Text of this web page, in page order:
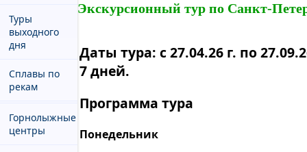
Туры
выходного
дня
Сплавы по
рекам
Горнолыжные
центры
Экскурсионный тур по Санкт-
Даты тура: с 27.04.26 г. по
7 дней.
Программа тура
Понедельник